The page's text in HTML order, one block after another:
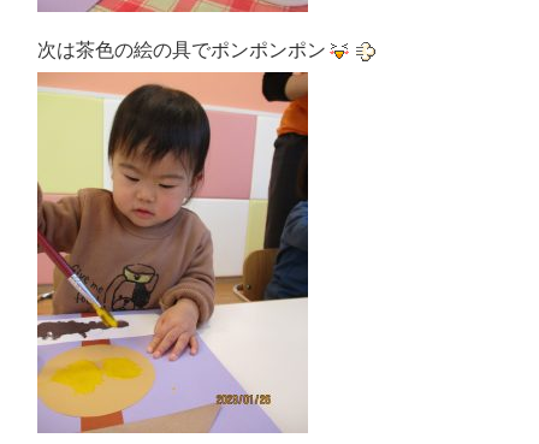
次は茶色の絵の具でポンポンポン